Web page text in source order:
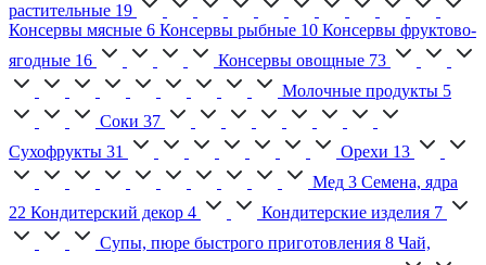
растительные 19
Консервы мясные 6 Консервы рыбные 10 Консервы фруктово-
ягодные 16 Консервы овощные 73
Молочные продукты 5
Соки 37
Сухофрукты 31 Орехи 13
Мед 3 Семена, ядра
22 Кондитерский декор 4 Кондитерские изделия 7
Супы, пюре быстрого приготовления 8 Чай,